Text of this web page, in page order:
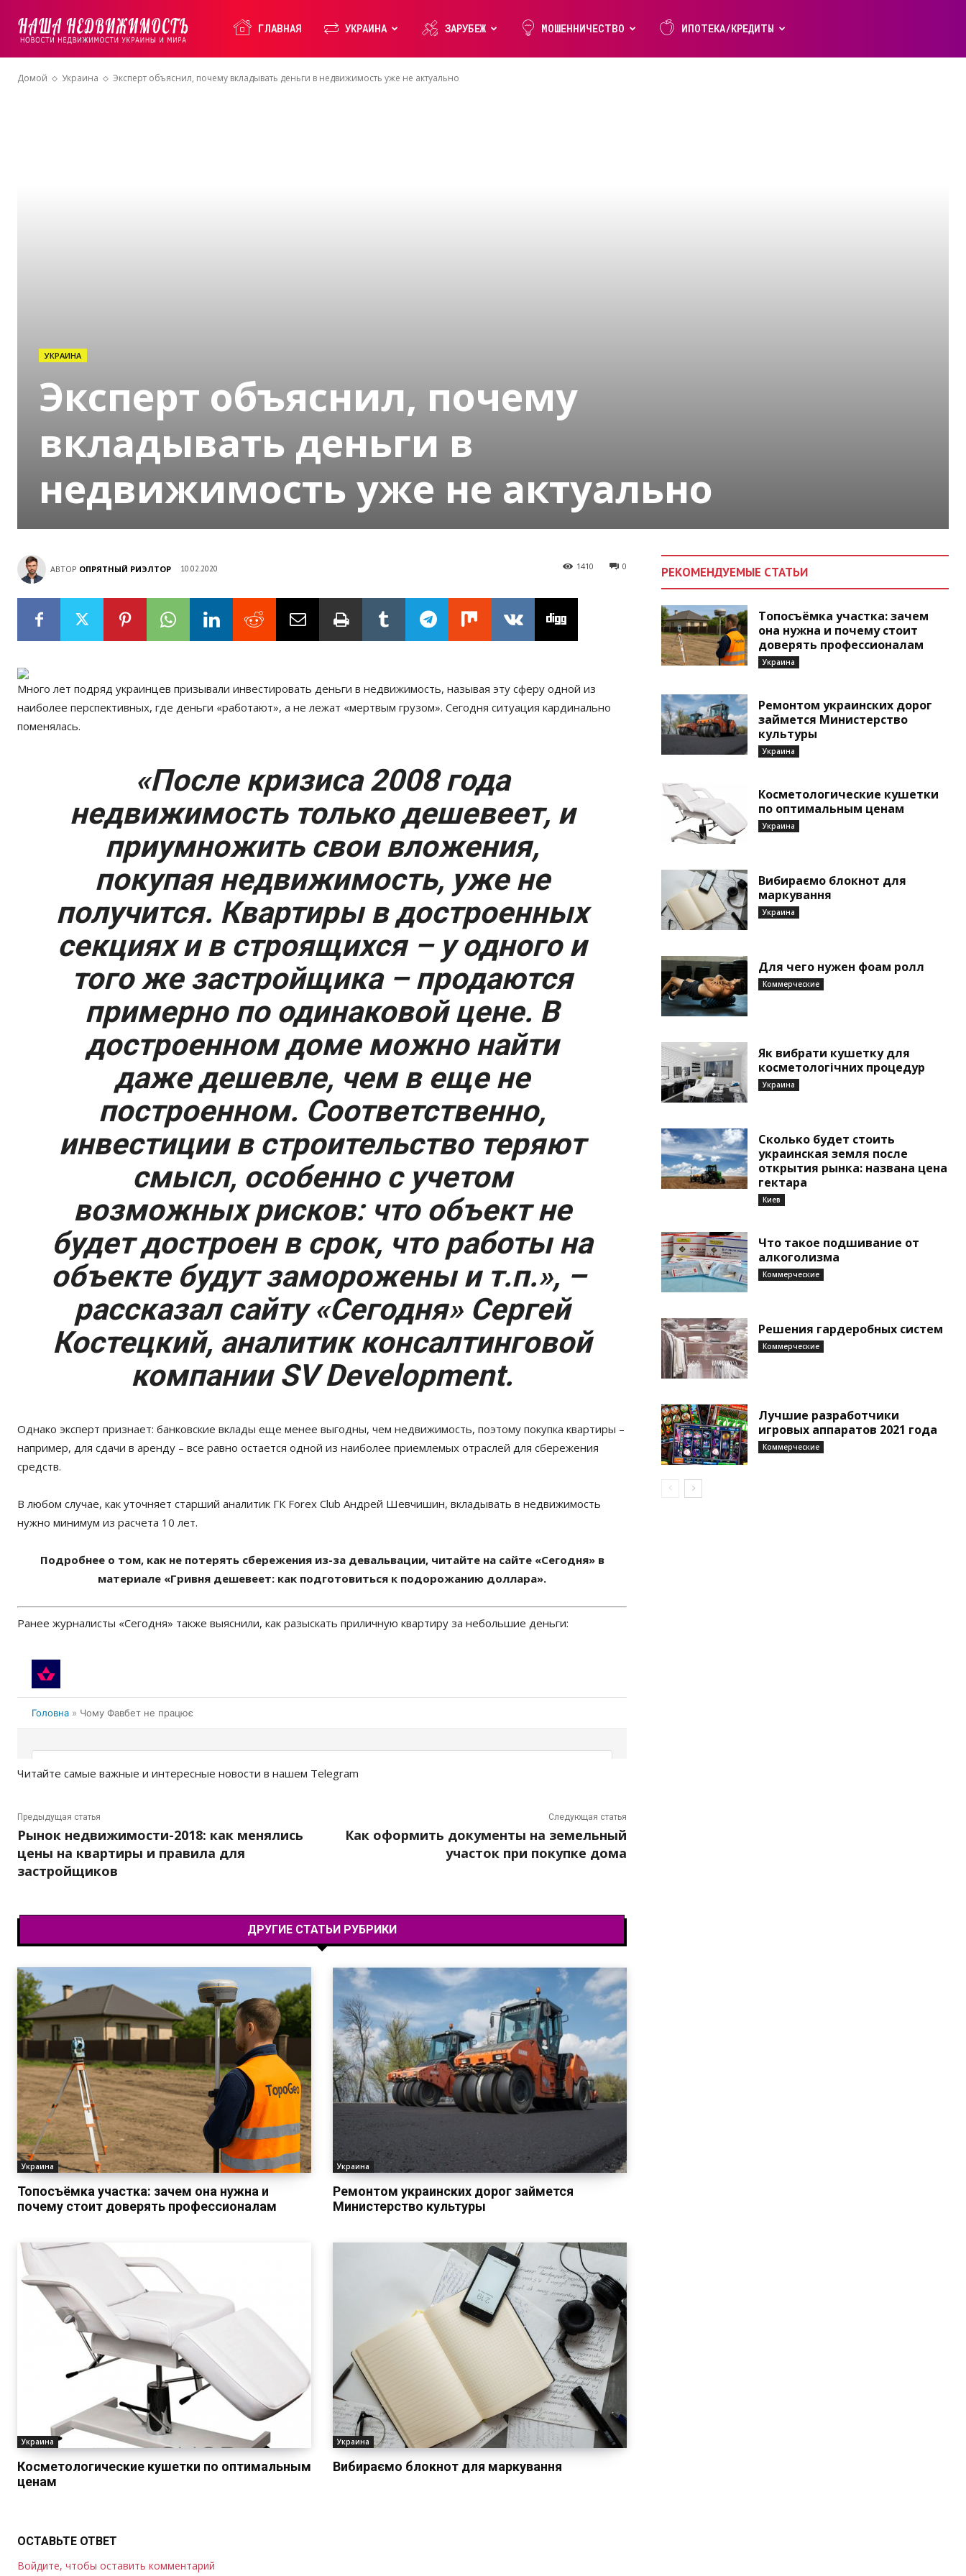
Недвижимость
ГЛАВНАЯ УКРАИНА ЗАРУБЕЖ МОШЕННИЧЕСТВО ИПОТЕКА/КРЕДИТЫ
Домой Украина Эксперт объяснил, почему вкладывать деньги в недвижимость уже не актуально
УКРАИНА
Эксперт объяснил, почему
вкладывать деньги в
недвижимость уже не актуально
АВТОР ОПРЯТНЫЙ РИЭЛТОР 10.02.2020 0
1410
Много лет подряд украинцев призывали инвестировать деньги в недвижимость, называя эту сферу одной из
наиболее перспективных, где деньги «работают», а не лежат «мертвым грузом». Сегодня ситуация кардинально
поменялась.
«После кризиса 2008 года
недвижимость только дешевеет, и
приумножить свои вложения,
покупая недвижимость, уже не
получится. Квартиры в достроенных
секциях и в строящихся – у одного и
того же застройщика – продаются
примерно по одинаковой цене. В
достроенном доме можно найти
даже дешевле, чем в еще не
построенном. Соответственно,
инвестиции в строительство теряют
смысл, особенно с учетом
возможных рисков: что объект не
будет достроен в срок, что работы на
объекте будут заморожены и т.п.», –
рассказал сайту «Сегодня» Сергей
Костецкий, аналитик консалтинговой
компании SV Development.
Однако эксперт признает: банковские вклады еще менее выгодны, чем недвижимость, поэтому покупка квартиры –
например, для сдачи в аренду – все равно остается одной из наиболее приемлемых отраслей для сбережения
средств.
В любом случае, как уточняет старший аналитик ГК Forex Club Андрей Шевчишин, вкладывать в недвижимость
нужно минимум из расчета 10 лет.
Подробнее о том, как не потерять сбережения из-за девальвации, читайте на сайте «Сегодня» в
материале «Гривня дешевеет: как подготовиться к подорожанию доллара».
Ранее журналисты «Сегодня» также выяснили, как разыскать приличную квартиру за небольшие деньги:
Читайте самые важные и интересные новости в нашем Telegram
Предыдущая статья
Рынок недвижимости-2018: как менялись
цены на квартиры и правила для
застройщиков
Следующая статья
Как оформить документы на земельный
участок при покупке дома
ДРУГИЕ СТАТЬИ РУБРИКИ
Украина
Топосъёмка участка: зачем она нужна и
почему стоит доверять профессионалам
Украина
Ремонтом украинских дорог займется
Министерство культуры
Украина
Косметологические кушетки по оптимальным
ценам
Украина
Вибираємо блокнот для маркування
ОСТАВЬТЕ ОТВЕТ
Войдите, чтобы оставить комментарий
РЕКОМЕНДУЕМЫЕ СТАТЬИ
Топосъёмка участка: зачем
она нужна и почему стоит
доверять профессионалам
Украина
Ремонтом украинских дорог
займется Министерство
культуры
Украина
Косметологические кушетки
по оптимальным ценам
Украина
Вибираємо блокнот для
маркування
Украина
Для чего нужен фоам ролл
Коммерческие
Як вибрати кушетку для
косметологічних процедур
Украина
Сколько будет стоить
украинская земля после
открытия рынка: названа цена
гектара
Киев
Что такое подшивание от
алкоголизма
Коммерческие
Решения гардеробных систем
Коммерческие
Лучшие разработчики
игровых аппаратов 2021 года
Коммерческие